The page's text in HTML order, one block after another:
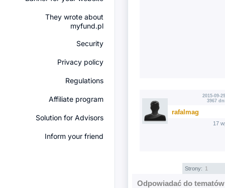
They wrote about
myfund.pl
Security
Privacy policy
Regulations
Affiliate program
Solution for Advisors
Inform your friend
2015-09-
3967
rafalmag
17
Strony: 1
Odpowiadać do